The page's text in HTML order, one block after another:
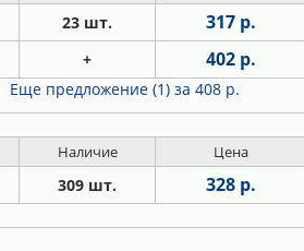
23 шт. 317 р.
+ 402 р.
Еще предложение (1) за 408 р.
Наличие Цена
309 шт. 328 р.